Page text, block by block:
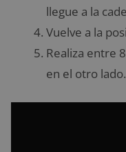
llegue a la
Vuelve a la
Realiza entre
en el otro lado.